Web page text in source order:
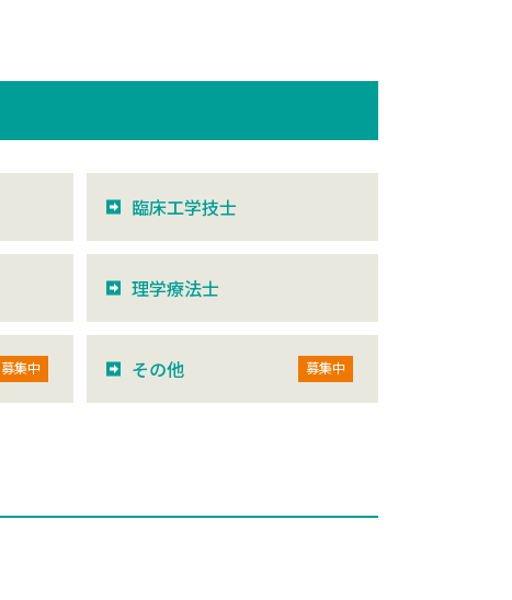
臨床工学技士
理学療法士
募集中 その他 募集中